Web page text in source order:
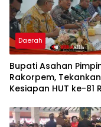
Daerah
Bupati Asahan
Rakorpem, Tekankan
Kesiapan HUT ke-81
Prioritas 2027